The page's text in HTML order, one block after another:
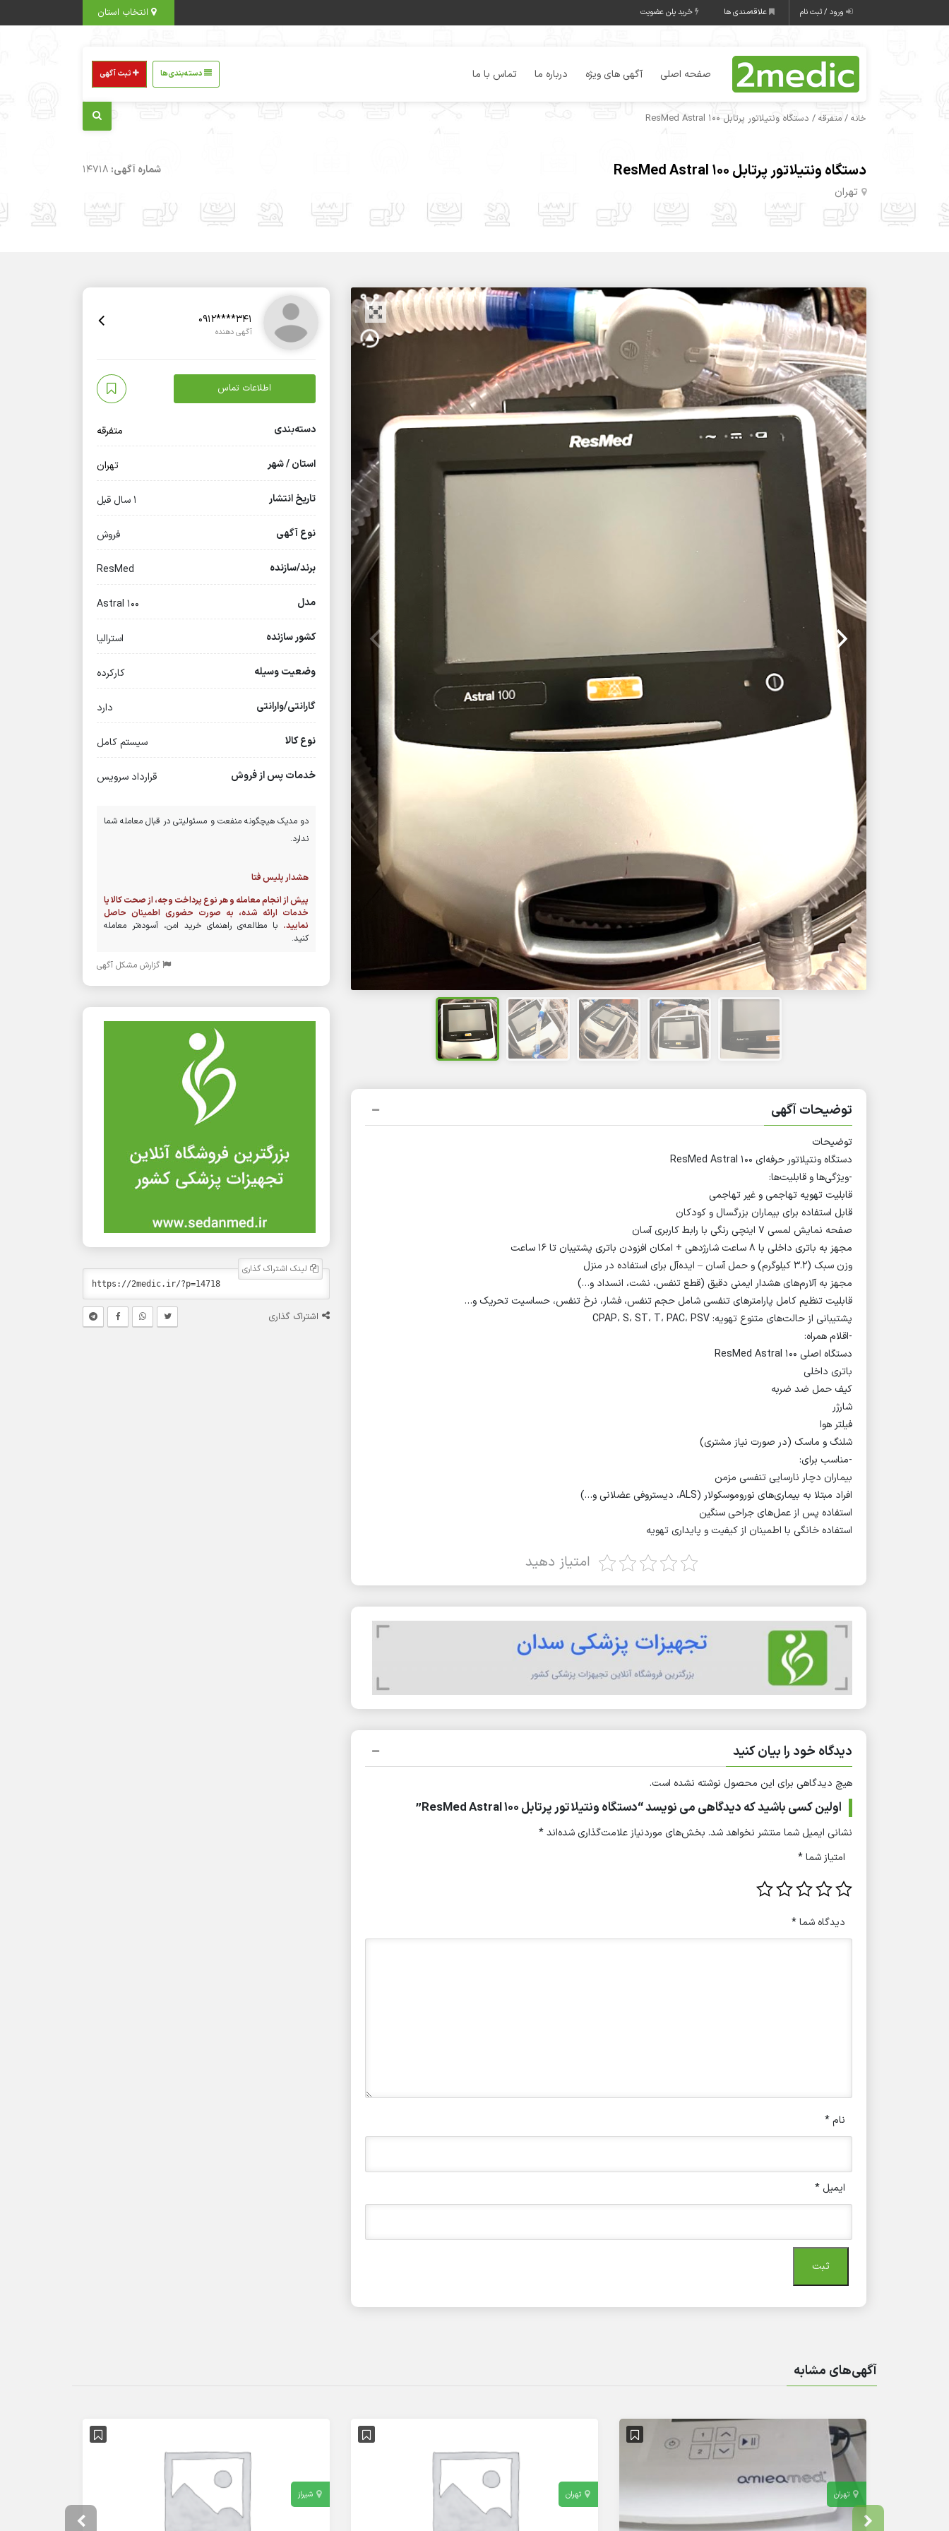
ورود / ثبت نام علاقه‌مندی ها خرید پلن عضویت
صفحه اصلی آگهی های ویژه درباره ما تماس با ما دسته‌بندی‌ها ثبت آگهی
خانه / متفرقه / دستگاه ونتیلاتور پرتابل ResMed Astral 100
دستگاه ونتیلاتور پرتابل ResMed Astral 100
تهران
شماره آگهی: 14718
توضیحات آگهی
توضیحات
دستگاه ونتیلاتور حرفه‌ای ResMed Astral 100
-ویژگی‌ها و قابلیت‌ها:
قابلیت تهویه تهاجمی و غیر تهاجمی
قابل استفاده برای بیماران بزرگسال و کودکان
صفحه نمایش لمسی 7 اینچی رنگی با رابط کاربری آسان
مجهز به باتری داخلی با 8 ساعت شارژدهی + امکان افزودن باتری پشتیبان تا 16 ساعت
وزن سبک (3.2 کیلوگرم) و حمل آسان – ایده‌آل برای استفاده در منزل
مجهز به آلارم‌های هشدار ایمنی دقیق (قطع تنفس، نشت، انسداد و…)
قابلیت تنظیم کامل پارامترهای تنفسی شامل حجم تنفس، فشار، نرخ تنفس، حساسیت تحریک و…
پشتیبانی از حالت‌های متنوع تهویه: CPAP، S، ST، T، PAC، PSV
-اقلام همراه:
دستگاه اصلی ResMed Astral 100
باتری داخلی
کیف حمل ضد ضربه
شارژر
فیلتر هوا
شلنگ و ماسک (در صورت نیاز مشتری)
-مناسب برای:
بیماران دچار نارسایی تنفسی مزمن
افراد مبتلا به بیماری‌های نوروموسکولار (ALS، دیستروفی عضلانی و…)
استفاده پس از عمل‌های جراحی سنگین
استفاده خانگی با اطمینان از کیفیت و پایداری تهویه
امتیاز دهید
دیدگاه خود را بیان کنید
هیچ دیدگاهی برای این محصول نوشته نشده است.
اولین کسی باشید که دیدگاهی می نویسد “دستگاه ونتیلاتور پرتابل ResMed Astral 100”
نشانی ایمیل شما منتشر نخواهد شد. بخش‌های موردنیاز علامت‌گذاری شده‌اند*
امتیاز شما*
دیدگاه شما*
نام*
ایمیل *
0912****341
آگهی دهنده
اطلاعات تماس
دسته‌بندی متفرقه
استان / شهر تهران
تاریخ انتشار 1 سال قبل
نوع آگهی فروش
برند/سازنده ResMed
مدل Astral 100
کشور سازنده استرالیا
وضعیت وسیله کارکرده
گارانتی/وارانتی دارد
نوع کالا سیستم کامل
خدمات پس از فروش قرارداد سرویس
دو مدیک هیچگونه منفعت و مسئولیتی در قبال معامله شما
ندارد.
هشدار پلیس فتا
پیش از انجام معامله و هر نوع پرداخت وجه، از صحت کالا یا
خدمات ارائه شده، به صورت حضوری اطمینان حاصل
نمایید. با مطالعه‌ی راهنمای خرید امن، آسوده‌تر معامله
کنید.
گزارش مشکل آگهی
لینک اشتراک گذاری
اشتراک گذاری
آگهی‌های مشابه
تهران تهران شیراز